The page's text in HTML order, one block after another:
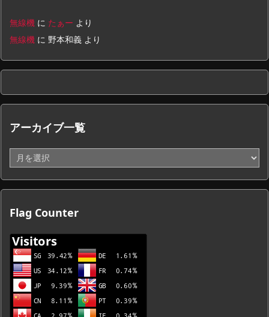
無線機 に たぁー より
無線機 に 野本和義 より
アーカイブ一覧
ー
カ
イ
一
Flag Counter